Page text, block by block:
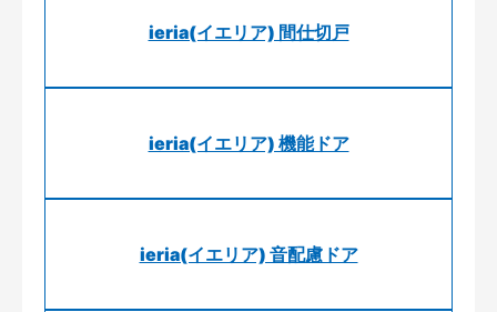
ieria(イエリア) 間仕切戸
ieria(イエリア) 機能ドア
ieria(イエリア) 音配慮ドア